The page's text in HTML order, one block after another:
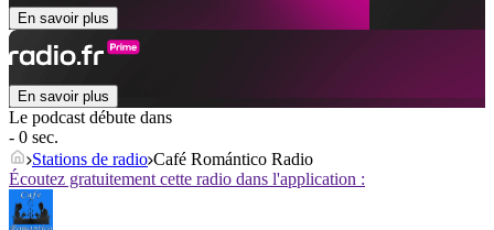
En savoir plus
En savoir plus
Le podcast débute dans
- 0 sec.
Stations de radio Café Romántico Radio
Écoutez gratuitement cette radio dans l'application :